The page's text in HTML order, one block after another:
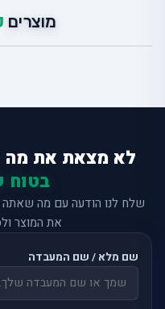
מוצרים
לא מצאת את
בטוח
שלח לנו הודעה עם מה שאתה
את המוצר
שם מלא / שם המעבדה